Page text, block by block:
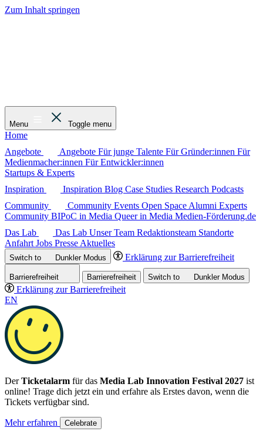
Zum Inhalt springen
Menu Toggle menu
Home
Angebote
Angebote Für junge Talente Für Gründer:innen Für
Medienmacher:innen Für Entwickler:innen
Startups & Experts
Inspiration
Inspiration Blog Case Studies Research Podcasts
Community
Community Events Open Space Alumni Experts
Community BIPoC in Media Queer in Media Medien-Förderung.de
Das Lab
Das Lab Unser Team Redaktionsteam Standorte
Anfahrt Jobs Presse Aktuelles
Switch to DunklerModus Erklärung zur Barrierefreiheit
Barrierefreiheit Barrierefreiheit Switch to DunklerModus
Erklärung zur Barrierefreiheit
EN
DerTicketalarm für das Media Lab Innovation Festival 2027 ist
online! Trage dich jetzt ein und erfahre als Erstes davon, wenn die
Tickets verfügbar sind.
Mehr erfahren Celebrate